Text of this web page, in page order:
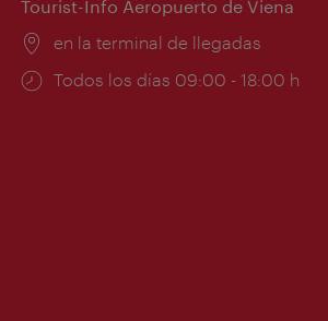
Tourist-Info Aeropuerto de Viena
Lugar:
en la terminal de llegadas
Horarios
Todos los días 09:00 - 18:00 h